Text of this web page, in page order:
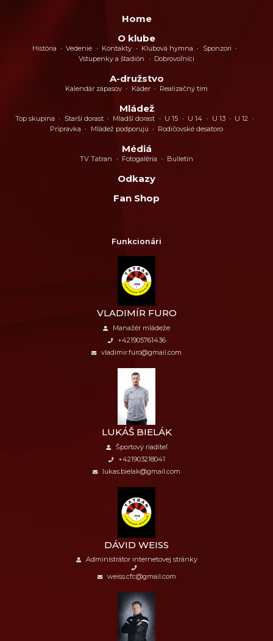
Home
O klube
História Vedenie Kontakty Klubová hymna
Sponzori
Vstupenky a štadión
Dobrovoľníci
A-družstvo
Kalendár zápasov Káder Realizačný tím
Mládež
Top skupina Starší dorast Mladší dorast U 15 U 14 U 13
U 12
Prípravka
Mládež podporujú Rodičovské desatoro
Médiá
TV Tatran Fotogaléria Bulletin
Odkazy
Fan Shop
Funkcionári
VLADIMÍR FURO
Manažér mládeže
+421905761436
vladimir.furo@gmail.com
LUKÁŠ BIELÁK
Športový riaditeľ
+421903218041
lukas.bielak@gmail.com
DÁVID WEISS
Administrátor internetovej stránky
weiss.cfc@gmail.com